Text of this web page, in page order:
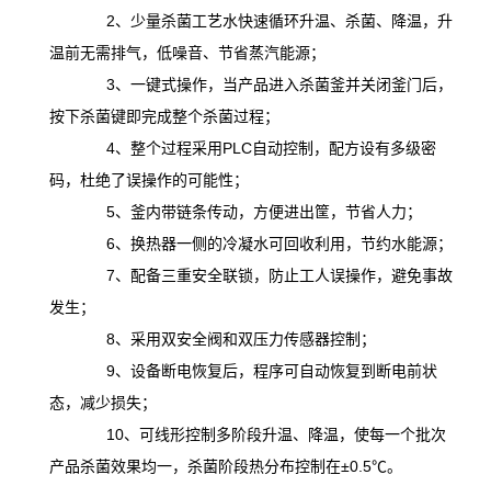
2、少量杀菌工艺水快速循环升温、杀菌、降温，升
温前无需排气，低噪音、节省蒸汽能源；
3、一键式操作，当产品进入杀菌釜并关闭釜门后，
按下杀菌键即完成整个杀菌过程；
4、整个过程采用PLC自动控制，配方设有多级密
码，杜绝了误操作的可能性；
5、釜内带链条传动，方便进出筐，节省人力；
6、换热器一侧的冷凝水可回收利用，节约水能源；
7、配备三重安全联锁，防止工人误操作，避免事故
发生；
8、采用双安全阀和双压力传感器控制；
9、设备断电恢复后，程序可自动恢复到断电前状
态，减少损失；
10、可线形控制多阶段升温、降温， 使每一个批次
产品杀菌效果均一，杀菌阶段热分布控制在±0.5℃。